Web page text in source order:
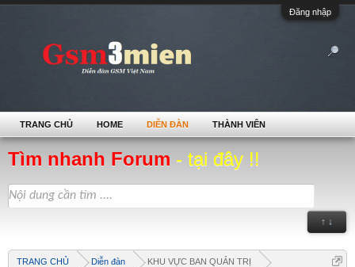
Đăng nhập
Tìm nhanh Forum - tại đây !!
↑ ↓
TRANG CHỦ Diễn đàn KHU VỰC BAN QUẢN TRỊ
TRANG CHỦ HOME DIỄN ĐÀN THÀNH VIÊN